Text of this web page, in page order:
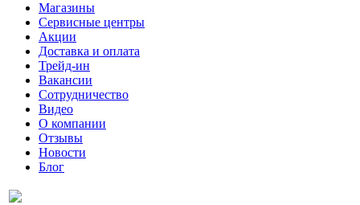
Магазины
Сервисные центры
Акции
Доставка и оплата
Трейд-ин
Вакансии
Сотрудничество
Видео
О компании
Отзывы
Новости
Блог